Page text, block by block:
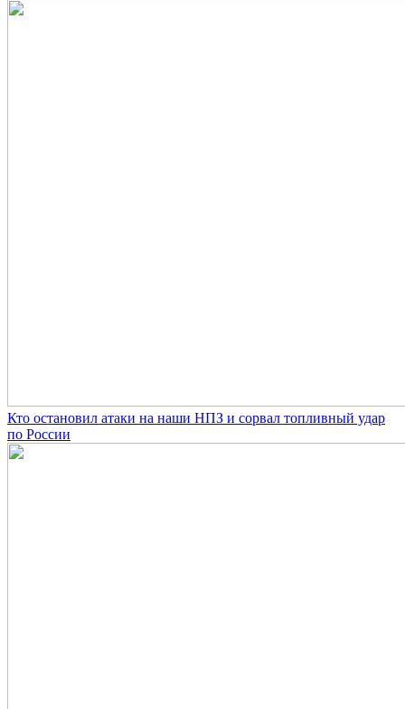
Кто остановил атаки на наши НПЗ и сорвал топливный удар
по России